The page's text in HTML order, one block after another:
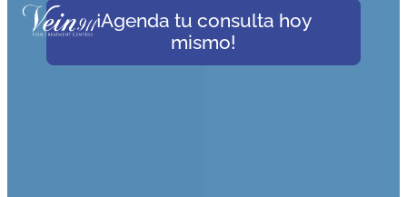
¡Agenda tu consulta hoy
mismo!